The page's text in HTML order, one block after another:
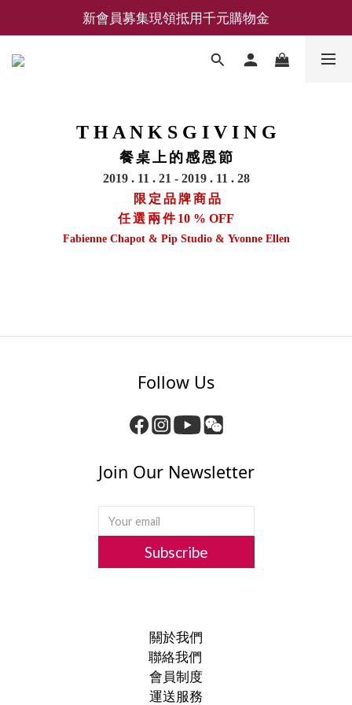
新會員募集現領抵用千元購物金
新會員募集現領抵用千元購物金
LEMAIRE 經典可頌包 NEW ARRIVAL
新會員募集現領抵用千元購物金
T H A N K S G I V I N G
餐 桌 上 的 感 恩 節
2019 . 11 . 21 - 2019 . 11 . 28
限 定 品 牌 商 品
任 選 兩 件10 % OFF
Fabienne Chapot & Pip Studio & Yvonne Ellen
Follow Us
Join Our Newsletter
Subscribe
關於我們
聯絡我們
會員制度
運送服務